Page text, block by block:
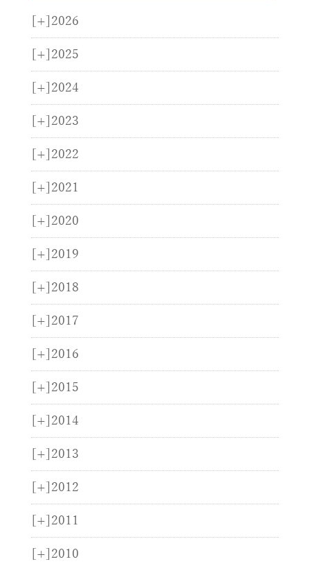
[+] 2026
[+] 2025
[+] 2024
[+] 2023
[+] 2022
[+] 2021
[+] 2020
[+] 2019
[+] 2018
[+] 2017
[+] 2016
[+] 2015
[+] 2014
[+] 2013
[+] 2012
[+] 2011
[+] 2010